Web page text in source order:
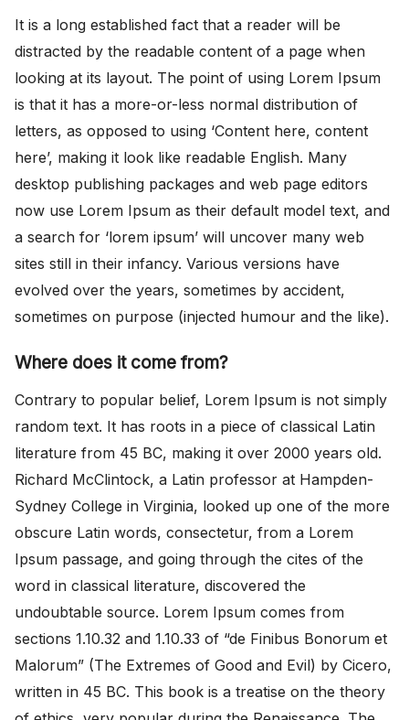
It is a long established fact that a reader will be
distracted by the readable content of a page when
looking at its layout. The point of using Lorem Ipsum
is that it has a more-or-less normal distribution of
letters, as opposed to using ‘Content here, content
here’, making it look like readable English. Many
desktop publishing packages and web page editors
now use Lorem Ipsum as their default model text, and
a search for ‘lorem ipsum’ will uncover many web
sites still in their infancy. Various versions have
evolved over the years, sometimes by accident,
sometimes on purpose (injected humour and the like).
Where does it come from?
Contrary to popular belief, Lorem Ipsum is not simply
random text. It has roots in a piece of classical Latin
literature from 45 BC, making it over 2000 years old.
Richard McClintock, a Latin professor at Hampden-
Sydney College in Virginia, looked up one of the more
obscure Latin words, consectetur, from a Lorem
Ipsum passage, and going through the cites of the
word in classical literature, discovered the
undoubtable source. Lorem Ipsum comes from
sections 1.10.32 and 1.10.33 of “de Finibus Bonorum et
Malorum” (The Extremes of Good and Evil) by Cicero,
written in 45 BC. This book is a treatise on the theory